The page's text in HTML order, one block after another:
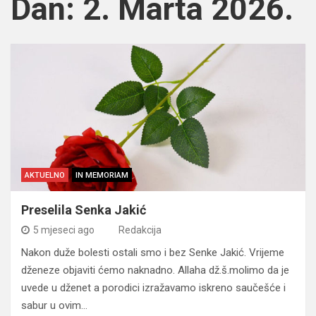
Dan: 2. Marta 2026.
AKTUELNO IN MEMORIAM
Preselila Senka Jakić
5 mjeseci ago Redakcija
Nakon duže bolesti ostali smo i bez Senke Jakić. Vrijeme
dženeze objaviti ćemo naknadno. Allaha dž.š.molimo da je
uvede u dženet a porodici izražavamo iskreno saučešće i
sabur u ovim…